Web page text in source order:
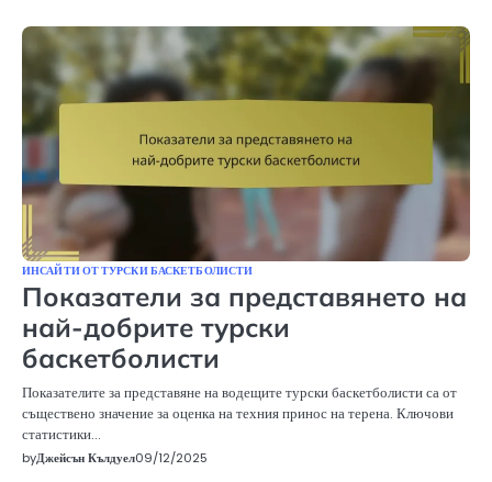
ИНСАЙТИ ОТ ТУРСКИ БАСКЕТБОЛИСТИ
Показатели за представянето на
най-добрите турски
баскетболисти
Показателите за представяне на водещите турски баскетболисти са от
съществено значение за оценка на техния принос на терена. Ключови
статистики…
byДжейсън Кълдуел09/12/2025